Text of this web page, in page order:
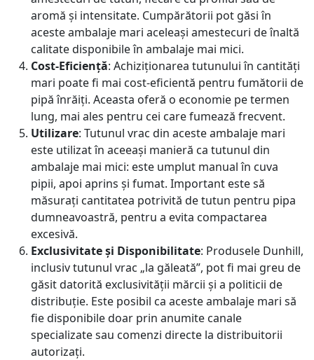
8
0
,
0
0
e
i
.
,
0
0
l
e
.
aromă și intensitate. Cumpărătorii pot găsi în
aceste ambalaje mari aceleași amestecuri de înaltă
calitate disponibile în ambalaje mai mici.
Cost-Eficiență: Achiziționarea tutunului în cantități
mari poate fi mai cost-eficientă pentru fumătorii de
pipă înrăiți. Aceasta oferă o economie pe termen
lung, mai ales pentru cei care fumează frecvent.
Utilizare: Tutunul vrac din aceste ambalaje mari
este utilizat în aceeași manieră ca tutunul din
ambalaje mai mici: este umplut manual în cuva
pipii, apoi aprins și fumat. Important este să
măsurați cantitatea potrivită de tutun pentru pipa
dumneavoastră, pentru a evita compactarea
excesivă.
Exclusivitate și Disponibilitate: Produsele Dunhill,
inclusiv tutunul vrac „la găleată”, pot fi mai greu de
găsit datorită exclusivității mărcii și a politicii de
distribuție. Este posibil ca aceste ambalaje mari să
fie disponibile doar prin anumite canale
specializate sau comenzi directe la distribuitorii
autorizați.